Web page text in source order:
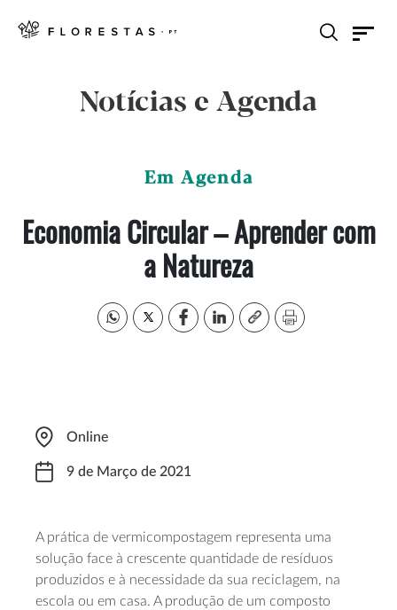
Notícias e Agenda
Em Agenda
Economia Circular – Aprender com
a Natureza
Online
9 de Março de 2021
A prática de vermicompostagem representa uma
solução face à crescente quantidade de resíduos
produzidos e à necessidade da sua reciclagem, na
escola ou em casa. A produção de um composto